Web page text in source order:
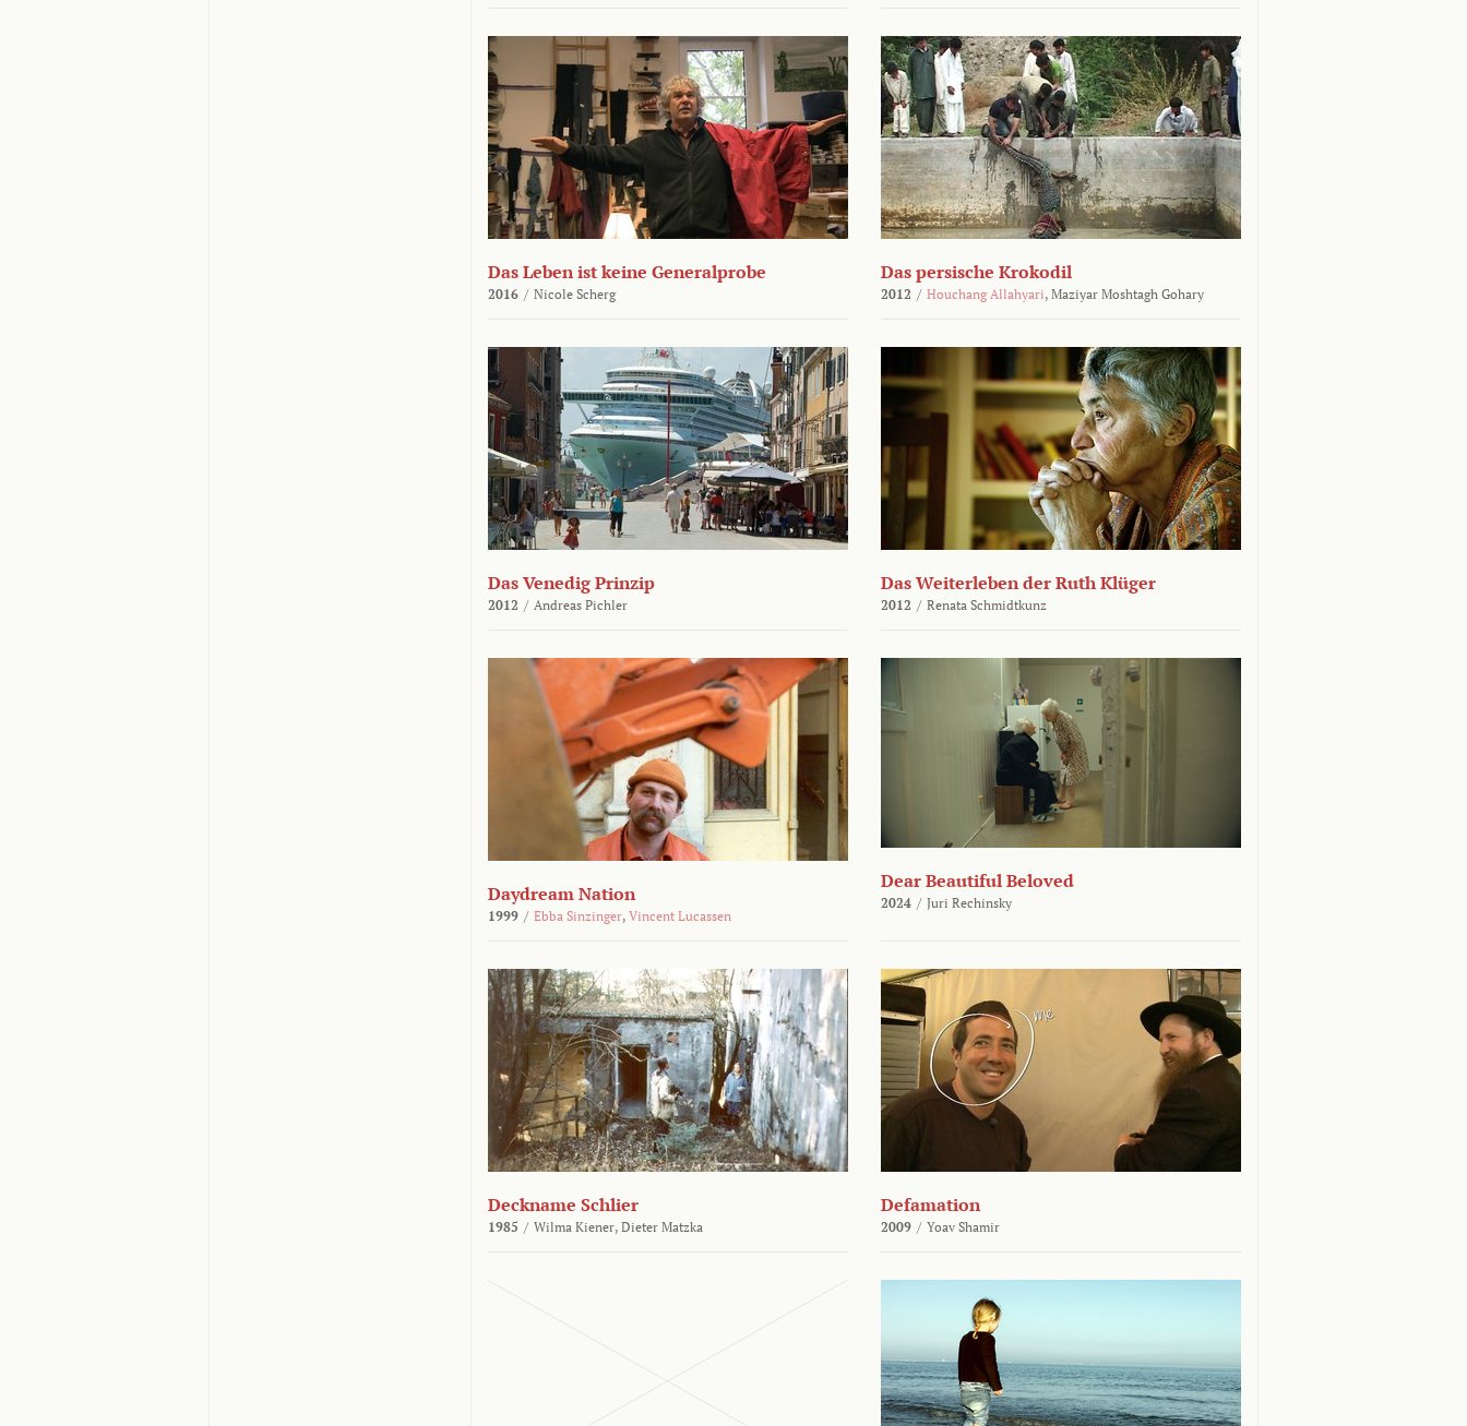
Das Leben ist keine Generalprobe
2016 / Nicole Scherg
Das persische Krokodil
2012 / Houchang Allahyari, Maziyar Moshtagh Gohary
Das Venedig Prinzip
2012 / Andreas Pichler
Das Weiterleben der Ruth Klüger
2012 / Renata Schmidtkunz
Daydream Nation
1999 / Ebba Sinzinger, Vincent Lucassen
Dear Beautiful Beloved
2024 / Juri Rechinsky
Deckname Schlier
1985 / Wilma Kiener, Dieter Matzka
Defamation
2009 / Yoav Shamir